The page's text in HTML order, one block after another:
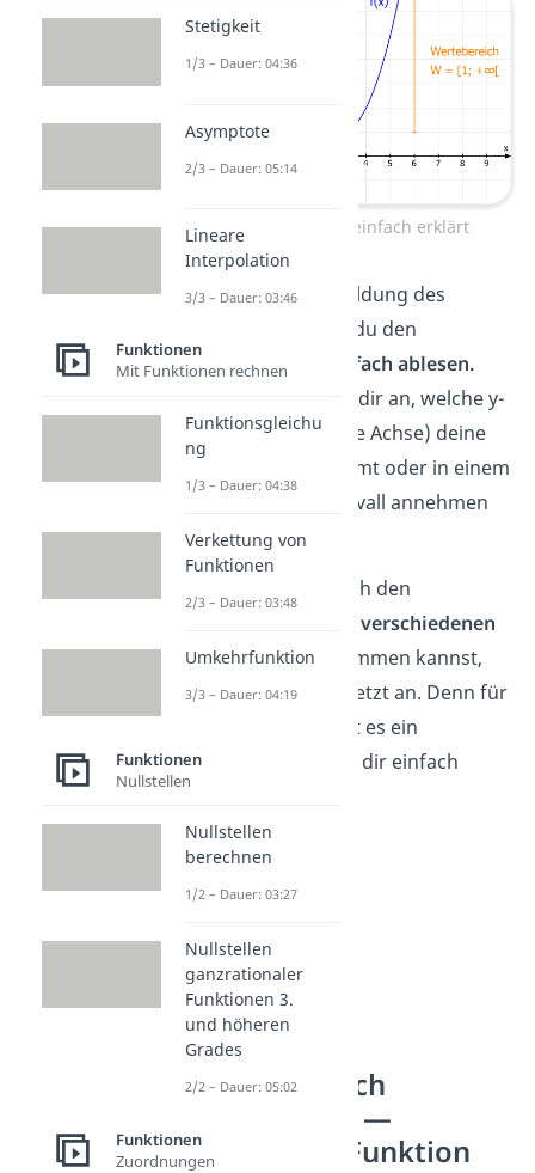
Wertebereich einfach erklärt
Hast du eine Abbildung des
Graphen, kannst du den
Wertebereich
einfach ablesen.
Dafür schaust du dir an, welche y-
Werte (senkrechte Achse) deine
insgesamt oder in einem
bestimmten Intervall annehmen
kann.
Wie du rechnerisch den
Wertebereich bei verschiedenen
Funktionenbestimmen kannst,
schauen wir uns jetzt an. Denn für
jede Funktion gibt es ein
Vorgehen
, das du dir einfach
Wertebereich
bestimmen —
konstante Funktion
Stetigkeit
1/3 – Dauer: 04:36
Asymptote
2/3 – Dauer: 05:14
Lineare
Interpolation
3/3 – Dauer: 03:46
Funktionen
Mit Funktionen rechnen
Funktionsgleichu
ng
1/3 – Dauer: 04:38
Verkettung von
Funktionen
2/3 – Dauer: 03:48
Umkehrfunktion
3/3 – Dauer: 04:19
Funktionen
Nullstellen
Nullstellen
berechnen
1/2 – Dauer: 03:27
Nullstellen
ganzrationaler
Funktionen 3.
und höheren
Grades
2/2 – Dauer: 05:02
Funktionen
Zuordnungen